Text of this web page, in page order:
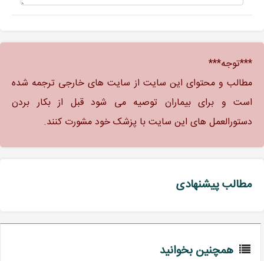
***توجه***
مطالب و محتوای این سایت از سایت های خارجی ترجمه شده
است و برای بیماران توصیه می شود قبل از بکار بردن
دستورالعمل های این سایت با پزشک خود مشورت کنند.
مطالب پیشنهادی
همچنین بخوانید